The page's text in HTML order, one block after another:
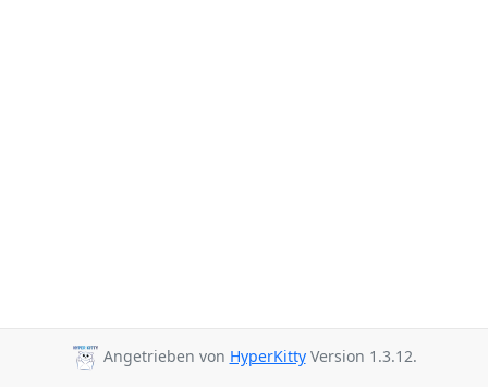
Angetrieben von HyperKittyVersion 1.3.12.